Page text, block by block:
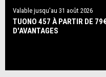
Valable jusqu'au 31 août 2026
TUONO 457 À PARTIR DE
D'AVANTAGES